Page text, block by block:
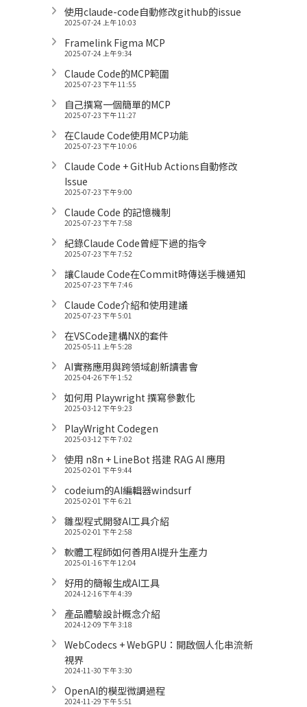
使用claude-code自動修改github的issue
2025-07-24 上午 10:03
Framelink Figma MCP
2025-07-24 上午 9:34
Claude Code的MCP範圍
2025-07-23 下午 11:55
自己撰寫一個簡單的MCP
2025-07-23 下午 11:27
在Claude Code使用MCP功能
2025-07-23 下午 10:06
Claude Code + GitHub Actions自動修改
Issue
2025-07-23 下午 9:00
Claude Code 的記憶機制
2025-07-23 下午 7:58
紀錄Claude Code曾經下過的指令
2025-07-23 下午 7:52
讓Claude Code在Commit時傳送手機通知
2025-07-23 下午 7:46
Claude Code介紹和使用建議
2025-07-23 下午 5:01
在VSCode建構NX的套件
2025-05-11 上午 5:28
AI實務應用與跨領域創新讀書會
2025-04-26 下午 1:52
如何用 Playwright 撰寫參數化
2025-03-12 下午 9:23
PlayWright Codegen
2025-03-12 下午 7:02
使用 n8n + LineBot 搭建 RAG AI 應用
2025-02-01 下午 9:44
codeium的AI編輯器windsurf
2025-02-01 下午 6:21
雛型程式開發AI工具介紹
2025-02-01 下午 2:58
軟體工程師如何善用AI提升生產力
2025-01-16 下午 12:04
好用的簡報生成AI工具
2024-12-16 下午 4:39
產品體驗設計概念介紹
2024-12-09 下午 3:18
WebCodecs + WebGPU：開啟個人化串流新
視界
2024-11-30 下午 3:30
OpenAI的模型微調過程
2024-11-29 下午 5:51